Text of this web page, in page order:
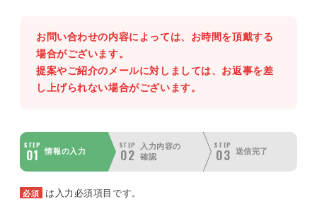
お問い合わせの内容によっては、お時間を頂戴する
場合がございます。
提案やご紹介のメールに対しましては、お返事を差
し上げられない場合がございます。
STEP
01 情報の入力
STEP
02
入力内容の
確認
STEP
03 送信完了
必須 は入力必須項目です。